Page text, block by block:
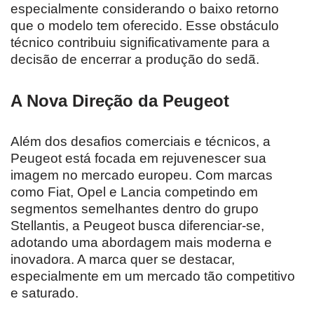
especialmente considerando o baixo retorno
que o modelo tem oferecido. Esse obstáculo
técnico contribuiu significativamente para a
decisão de encerrar a produção do sedã.
A Nova Direção da Peugeot
Além dos desafios comerciais e técnicos, a
Peugeot está focada em rejuvenescer sua
imagem no mercado europeu. Com marcas
como Fiat, Opel e Lancia competindo em
segmentos semelhantes dentro do grupo
Stellantis, a Peugeot busca diferenciar-se,
adotando uma abordagem mais moderna e
inovadora. A marca quer se destacar,
especialmente em um mercado tão competitivo
e saturado.